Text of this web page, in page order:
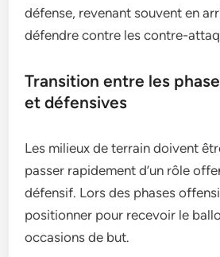
défense, revenant souvent en
défendre contre les contre-
Transition entre les
et défensives
Les milieux de terrain doivent
passer rapidement d’un rôle
défensif. Lors des phases
positionner pour recevoir le
occasions de but.